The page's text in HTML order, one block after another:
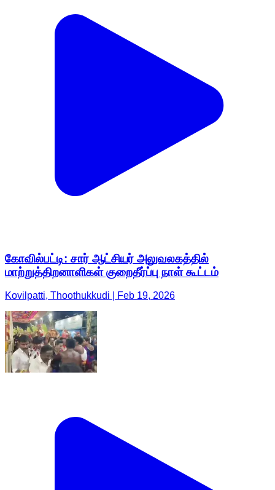
கோவில்பட்டி: சார் ஆட்சியர் அலுவலகத்தில்
மாற்றுத்திறனாளிகள் குறைதீர்ப்பு நாள் கூட்டம்
Kovilpatti, Thoothukkudi | Feb 19, 2026